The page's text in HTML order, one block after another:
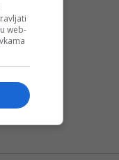
web-